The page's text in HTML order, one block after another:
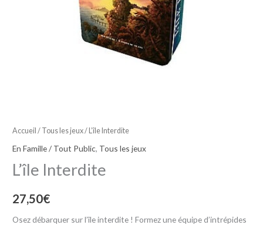
Accueil / Tous les jeux/ L’île Interdite
En Famille / Tout Public, Tous les jeux
L’île Interdite
27,50€
Osez débarquer sur l’île interdite ! Formez une équipe d’intrépides